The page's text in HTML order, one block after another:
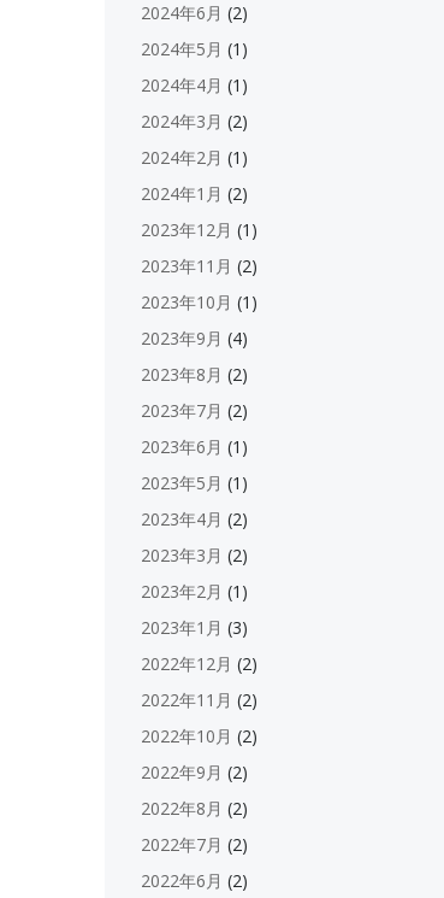
2024年6月 (2)
2024年5月 (1)
2024年4月 (1)
2024年3月 (2)
2024年2月 (1)
2024年1月 (2)
2023年12月 (1)
2023年11月 (2)
2023年10月 (1)
2023年9月 (4)
2023年8月 (2)
2023年7月 (2)
2023年6月 (1)
2023年5月 (1)
2023年4月 (2)
2023年3月 (2)
2023年2月 (1)
2023年1月 (3)
2022年12月 (2)
2022年11月 (2)
2022年10月 (2)
2022年9月 (2)
2022年8月 (2)
2022年7月 (2)
2022年6月 (2)